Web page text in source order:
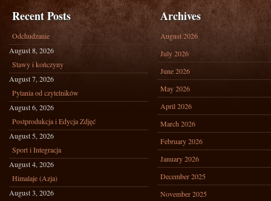
Recent Posts
Odchudzanie
August 8, 2026
Stawy i kończyny
August 7, 2026
Pytania od czytelników
August 6, 2026
Postprodukcja i Edycja Zdjęć
August 5, 2026
Sport i Integracja
August 4, 2026
Himalaje (Azja)
August 3, 2026
Archives
August 2026
July 2026
June 2026
May 2026
April 2026
March 2026
February 2026
January 2026
December 2025
November 2025